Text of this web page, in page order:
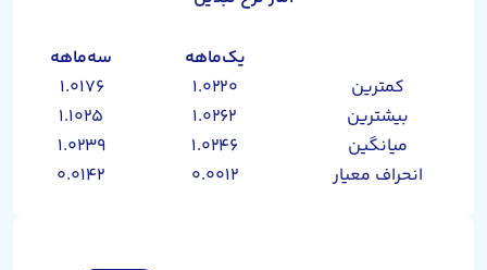
یک‌ماهه
سه‌ماهه
کمترین
۱.۰۲۲۰
۱.۰۱۷۶
بیشترین
۱.۰۲۶۲
۱.۱۰۲۵
میانگین
۱.۰۲۴۶
۱.۰۲۳۹
انحراف معیار
۰.۰۰۱۲ ۰.۰۱۴۲